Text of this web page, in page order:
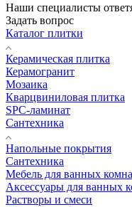
Наши специалисты
Задать вопрос
Каталог плитки
Керамическая плитка
Керамогранит
Мозаика
Кварцвиниловая плитка
SPC-ламинат
Сантехника
Напольные покрытия
Сантехника
Мебель для ванных
Аксессуары для ванных
Растворы и смеси